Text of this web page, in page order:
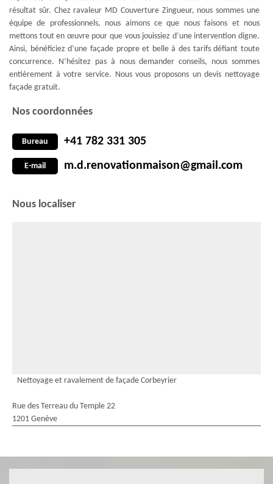
résultat sûr. Chez ravaleur MD Couverture Zingueur, nous sommes une
équipe de professionnels, nous aimons ce que nous faisons et nous
mettons tout en œuvre pour que vous jouissiez d’une intervention digne.
Ainsi, bénéficiez d’une façade propre et belle à des tarifs défiant toute
concurrence. N’hésitez pas à nous demander conseils, nous sommes
entièrement à votre service. Nous vous proposons un devis nettoyage
façade gratuit.
Nos coordonnées
Bureau +41 782 331 305
E-mail m.d.renovationmaison@gmail.com
Nous localiser
Nettoyage et ravalement de façade Corbeyrier
Rue des Terreau du Temple 22
1201 Genève